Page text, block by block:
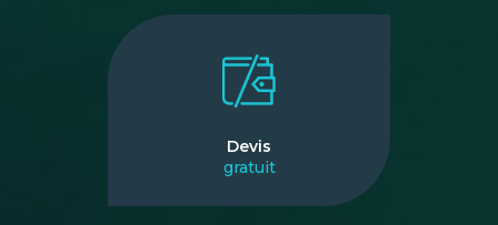
Devis
gratuit